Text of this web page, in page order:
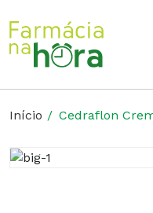
Início Cedraflon